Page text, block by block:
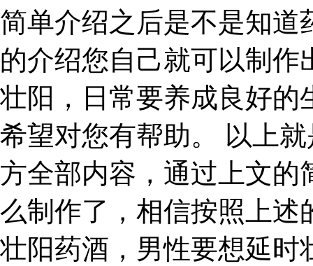
简单介绍之后是不是知道
的介绍您自己就可以制
壮阳，日常要养成良好的
希望对您有帮助。 以上
方全部内容，通过上文的
么制作了，相信按照上述
壮阳药酒，男性要想延时